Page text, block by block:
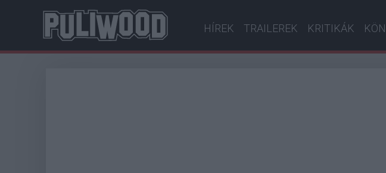
HÍREK TRAILEREK KRITIKÁK